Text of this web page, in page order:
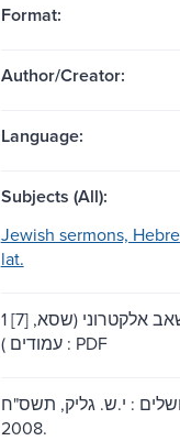
Format:
Author/Creator:
Language:
Subjects (All):
Jewish sermons,
lat.
1 משאב אלקטרוני (שסא, [7]
עמודים ) : PDF
: י.ש. גליק, תשס"ח
2008.